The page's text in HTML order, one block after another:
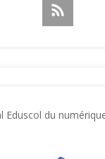
Eduscol du